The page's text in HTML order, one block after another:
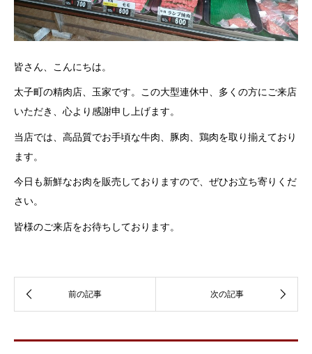
皆さん、こんにちは。
太子町の精肉店、玉家です。この大型連休中、多くの方にご来店
いただき、心より感謝申し上げます。
当店では、高品質でお手頃な牛肉、豚肉、鶏肉を取り揃えており
ます。
今日も新鮮なお肉を販売しておりますので、ぜひお立ち寄りくだ
さい。
皆様のご来店をお待ちしております。